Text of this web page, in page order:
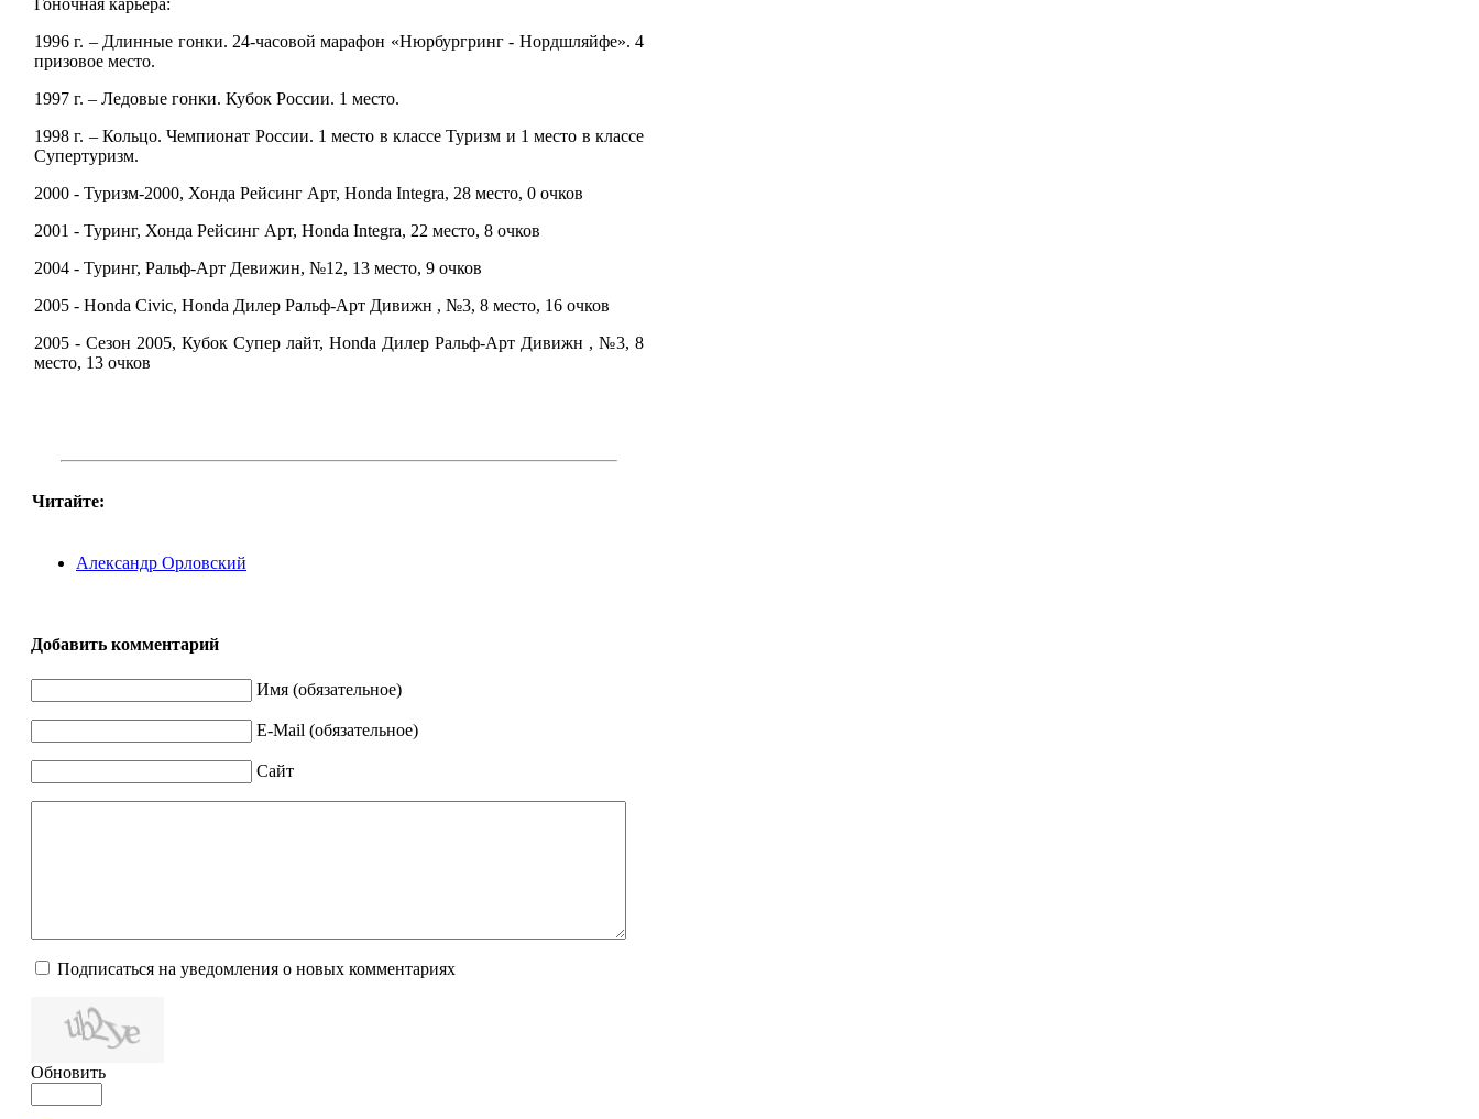
Гоночная карьера:
1996 г. – Длинные гонки. 24-часовой марафон «Нюрбургринг - Нордшляйфе». 4
призовое место.
1997 г. – Ледовые гонки. Кубок России. 1 место.
1998 г. – Кольцо. Чемпионат России. 1 место в классе Туризм и 1 место в классе
Супертуризм.
2000 - Туризм-2000, Хонда Рейсинг Арт, Honda Integra, 28 место, 0 очков
2001 - Туринг, Хонда Рейсинг Арт, Honda Integra, 22 место, 8 очков
2004 - Туринг, Ральф-Арт Девижин, №12, 13 место, 9 очков
2005 - Honda Civic, Honda Дилер Ральф-Арт Дивижн , №3, 8 место, 16 очков
2005 - Сезон 2005, Кубок Супер лайт, Honda Дилер Ральф-Арт Дивижн , №3, 8
место, 13 очков
Читайте:
Александр Орловский
Добавить комментарий
Имя (обязательное)
E-Mail (обязательное)
Сайт
Подписаться на уведомления о новых комментариях
Обновить